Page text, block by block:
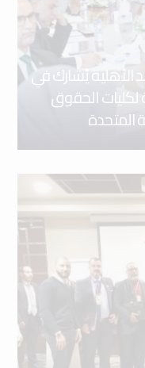
الأهلية يُشارك في
لكليات الحقوق
المتحدة